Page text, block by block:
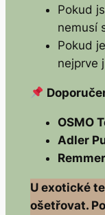
Pokud
nemusí
Pokud
nejprve
OSMO
Adler
U exotické
ošetřovat.